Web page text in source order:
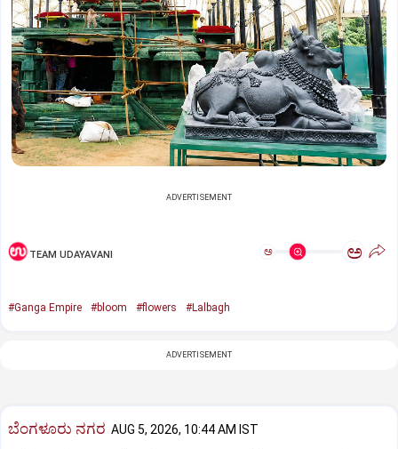
ADVERTISEMENT
TEAM UDAYAVANI ಅ ಅ
#Ganga Empire #bloom #flowers #Lalbagh
ADVERTISEMENT
ಬೆಂಗಳೂರು ನಗರ AUG 5, 2026, 10:44 AM IST